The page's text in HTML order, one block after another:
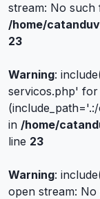
stream: No
/home/
23
Warning:
servicos.php'
in /home/
line 23
Warning:
open stream: